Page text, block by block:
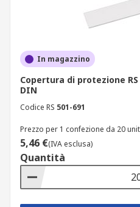
In magazzino
Copertura di protezione
DIN
Codice RS 501-691
Prezzo per 1 confezione da 20
5,46 €(IVA esclusa)
Quantità